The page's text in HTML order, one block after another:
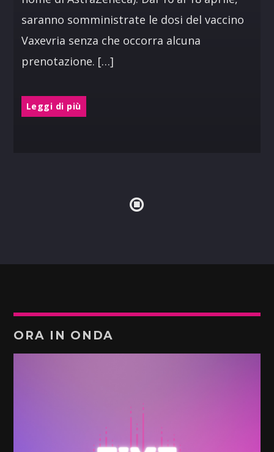
saranno somministrate le dosi del vaccino
Vaxevria senza che occorra alcuna
prenotazione. […]
Leggi di più
ORA IN ONDA